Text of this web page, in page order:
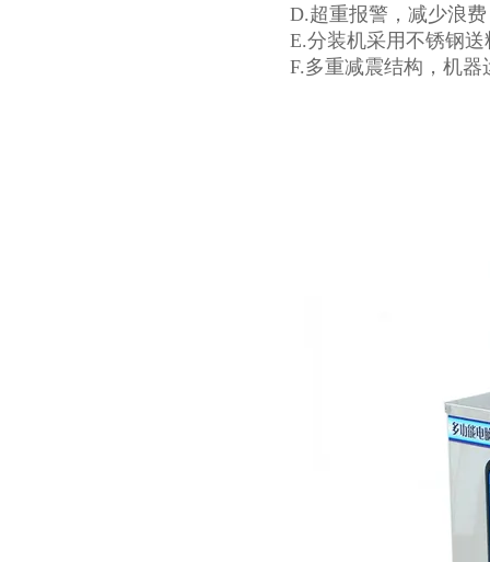
D.超重报警，减少浪费
E.分装机采用不锈钢
F.多重减震结构，机